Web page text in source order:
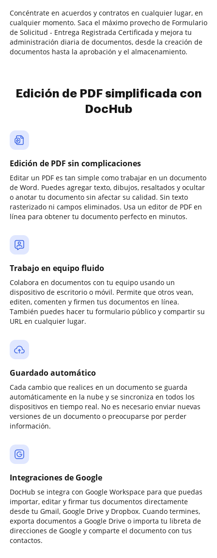
Concéntrate en acuerdos y contratos en cualquier lugar, en
cualquier momento. Saca el máximo provecho de Formulario
de Solicitud - Entrega Registrada Certificada y mejora tu
administración diaria de documentos, desde la creación de
documentos hasta la aprobación y el almacenamiento.
Edición de PDF simplificada con
DocHub
Edición de PDF sin complicaciones
Editar un PDF es tan simple como trabajar en un documento
de Word. Puedes agregar texto, dibujos, resaltados y ocultar
o anotar tu documento sin afectar su calidad. Sin texto
rasterizado ni campos eliminados. Usa un editor de PDF en
línea para obtener tu documento perfecto en minutos.
Trabajo en equipo fluido
Colabora en documentos con tu equipo usando un
dispositivo de escritorio o móvil. Permite que otros vean,
editen, comenten y firmen tus documentos en línea.
También puedes hacer tu formulario público y compartir su
URL en cualquier lugar.
Guardado automático
Cada cambio que realices en un documento se guarda
automáticamente en la nube y se sincroniza en todos los
dispositivos en tiempo real. No es necesario enviar nuevas
versiones de un documento o preocuparse por perder
información.
Integraciones de Google
DocHub se integra con Google Workspace para que puedas
importar, editar y firmar tus documentos directamente
desde tu Gmail, Google Drive y Dropbox. Cuando termines,
exporta documentos a Google Drive o importa tu libreta de
direcciones de Google y comparte el documento con tus
contactos.